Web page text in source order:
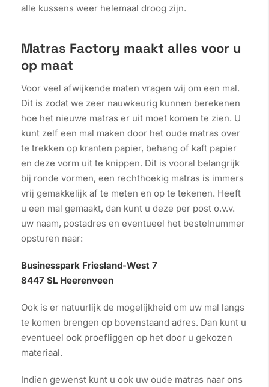
alle kussens weer helemaal droog zijn.
Matras Factory maakt alles voor u
op maat
Voor veel afwijkende maten vragen wij om een mal.
Dit is zodat we zeer nauwkeurig kunnen berekenen
hoe het nieuwe matras er uit moet komen te zien. U
kunt zelf een mal maken door het oude matras over
te trekken op kranten papier, behang of kaft papier
en deze vorm uit te knippen. Dit is vooral belangrijk
bij ronde vormen, een rechthoekig matras is immers
vrij gemakkelijk af te meten en op te tekenen. Heeft
u een mal gemaakt, dan kunt u deze per post o.v.v.
uw naam, postadres en eventueel het bestelnummer
opsturen naar:
Businesspark Friesland-West 7
8447 SL Heerenveen
Ook is er natuurlijk de mogelijkheid om uw mal langs
te komen brengen op bovenstaand adres. Dan kunt u
eventueel ook proefliggen op het door u gekozen
materiaal.
Indien gewenst kunt u ook uw oude matras naar ons